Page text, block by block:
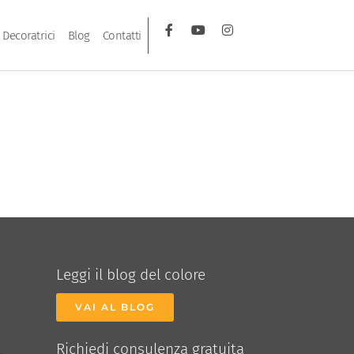
Decoratrici Blog Contatti
Leggi il blog del colore
VAI AL BLOG
Richiedi consulenza gratuita